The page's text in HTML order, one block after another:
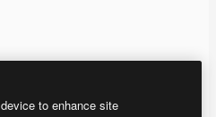
to enhance site